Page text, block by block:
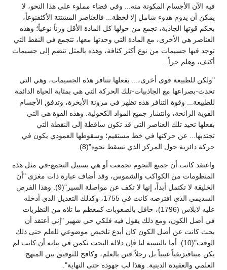
فيه الآن الأجسام المكونة منه... وفي فضاء مملوء على هذا النحو، لا
يمكن أن يدوم هدوء شامل إلا لحظة... فالعناصر المشتتة الأكثفنوعاً،
بحكم قوتها الجاذبة، تجمع من حولها كل المادة الأقل وزناً نوعياً؛ وهذه
العناصر هي الأخرى، مع المادة التي وحدتها معها، تتجمع في النقط التي
توجد فيها جسيمات من نوع أكثر كثافة، وهذه بالمثل تنضم إلى جسيمات
أكثف، وهلم جراً...
"ولكن للطبيعة قوى أخرى،... بفعلها تتنافر هذه الجسيمات، وهي التي
تحدث-بصراعها مع الجاذبيات-تلك الحركة التي هي بمثابة الحياة الدائمة
للطبيعة... وقوة التنافر هذه تظهر في مرونة الأبخرة، وتدفق الأجسام
القوية الرائحة، وانتشار جميع المواد الكحولية. وهذه القوة هي التي
بفعلها تحيد تلك العناصر التي قد تكون ساقطة إلى النقطة التي
تجتذبها... عن حركتها في خط مستقيم؛ وسقوطها العمودي يكون في
حركة دائرية حول المركز الذي تسقط نحوه"(8).
واعتقد كانت أن جميع النجوم تجمعت أو هي بسبيل التجمع-في مثل هذه
المنظومات من الكواكب والشموس، وقد أضاف عبارة ذات مغزى "أن
الخليقة لا تكتمل أبداً، إنها لا تكف عن مواصلة السير"(9). وهذا الفرض
السديمي الذي افترضه كانت في 1755، وكذلك التعديل الذي أدخله
عليه لابلاس (1796)، حافل بالصعوبات كمعظم ما تلاه من النظريات
في أصل الكون، ومع ذلك يقول فيه فلكي حي شهير "إني أعتقد أن
بحث كانت عن أصل الكون كان أبدع تلخيص موضوعي للعلم حتى ذلك
الوقت"(10). أما بالنسبة لنا فإن دلالة البحث تكمن في بيانه أن كانت لم
يكن ميتافيزيقياً غيبياً بل رجلاً فتن بالعلم، وكافح للتوفيق بين المنهج
العلمي والعقيدة الدينية. وهذا لب جهوده حتى النهاية".